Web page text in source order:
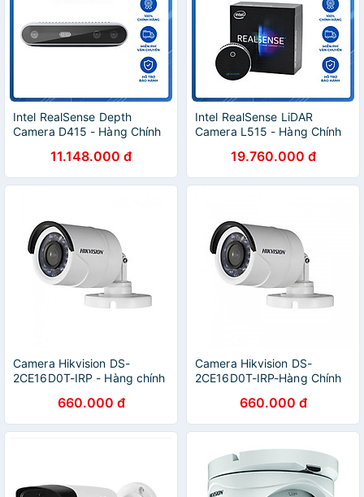
Intel RealSense Depth
Camera D415 - Hàng Chính
11.148.000 đ
Intel RealSense LiDAR
Camera L515 - Hàng Chính
19.760.000 đ
Camera Hikvision DS-
2CE16D0T-IRP - Hàng chính
660.000 đ
Camera Hikvision DS-
2CE16D0T-IRP-Hàng Chính
660.000 đ